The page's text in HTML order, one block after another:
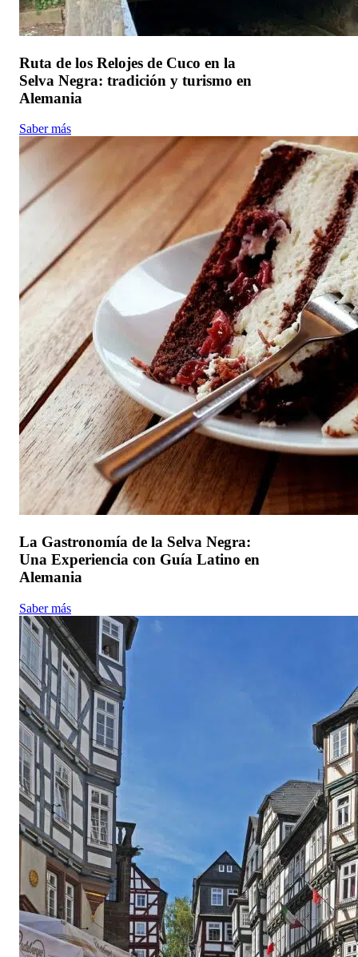
Ruta de los Relojes de Cuco en la
Selva Negra: tradición y turismo en
Alemania
Saber más
La Gastronomía de la Selva Negra:
Una Experiencia con Guía Latino en
Alemania
Saber más